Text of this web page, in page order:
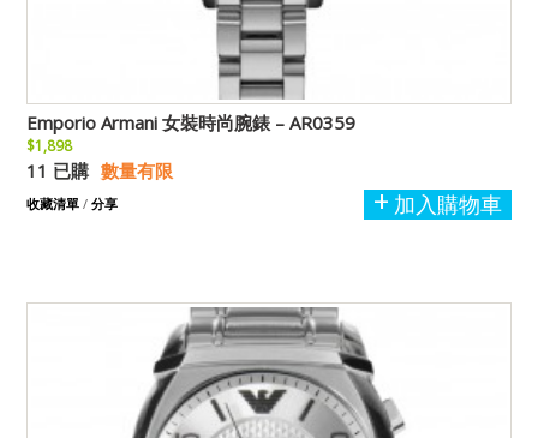
Emporio Armani 女裝時尚腕錶 – AR0359
$1,898
11 已購 數量有限
加入購物車
收藏清單 / 分享